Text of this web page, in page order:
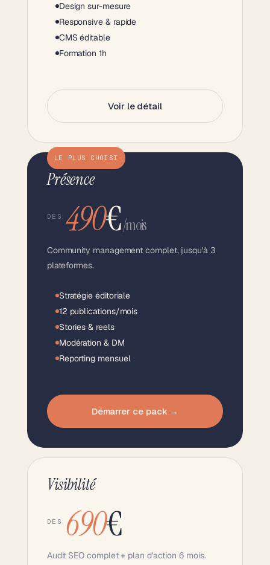
Design sur-mesure
Responsive & rapide
CMS éditable
Formation 1h
Voir le détail
LE PLUS CHOISI
Présence
DÈS 490€/mois
Community management complet, jusqu'à 3
plateformes.
Stratégie éditoriale
12 publications/mois
Stories & reels
Modération & DM
Reporting mensuel
Démarrer ce pack →
Visibilité
DÈS 690€
Audit SEO complet + plan d'action 6 mois.